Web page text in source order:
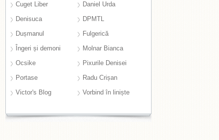
Cuget Liber
Daniel Urda
Denisuca
DPMTL
Dușmanul
Fulgerică
Îngeri și demoni
Molnar Bianca
Ocsike
Pixurile Denisei
Portase
Radu Crișan
Victor's Blog
Vorbind în liniște